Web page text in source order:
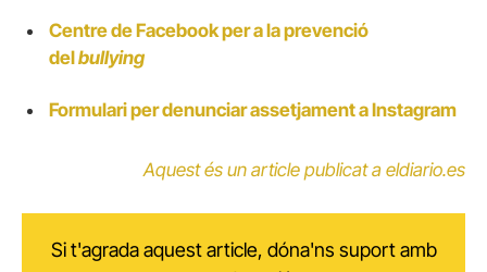
Centre de Facebook per a la prevenció
delbullying
Formulari per denunciar assetjament a Instagram
Aquest és un article publicat a eldiario.es
Si t'agrada aquest article, dóna'ns suport amb